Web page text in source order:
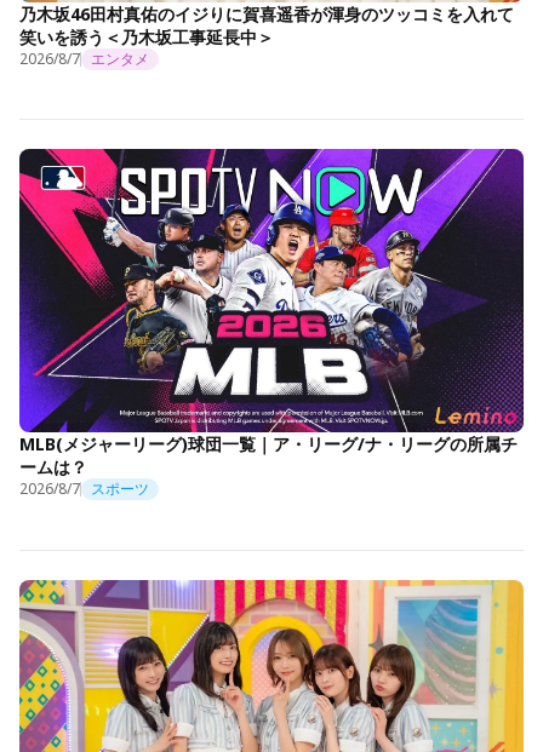
乃木坂46田村真佑のイジりに賀喜遥香が渾身のツッコミを入れて
笑いを誘う＜乃木坂工事延長中＞
2026/8/7 エンタメ
MLB(メジャーリーグ)球団一覧｜ア・リーグ/ナ・リーグの所属チ
ームは？
2026/8/7 スポーツ